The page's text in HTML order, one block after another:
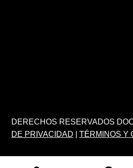
DERECHOS RESERVADOS
DE PRIVACIDAD
TÉRMINOS Y